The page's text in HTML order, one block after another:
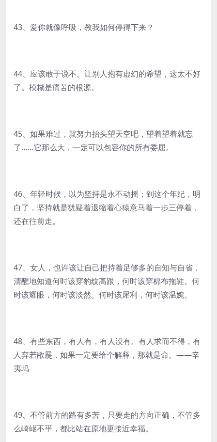
43、爱你就像呼吸，教我如何停得下来？
44、应该敢于说不。让别人抱有虚幻的希望，这太不好
了。模糊是痛苦的根源。
45、如果难过，就努力抬头望天空吧，望着望着就忘
了……它那么大，一定可以包容你的所有委屈。
46、年轻时候，以为坚持是永不动摇；到这个年纪，明
白了，坚持就是犹疑着退缩着心猿意马着一步三停着，
还在往前走。
47、女人，也许该让自己把持着足够多的自知与自省，
清醒地知道何时该穿豹纹高跟，何时该穿棉布拖鞋。何
时该耀眼，何时该淡然。何时该犀利，何时该温婉。
48、有些东西，有人有，有人没有。有人求而不得，有
人弃若敝屣，如果一定要给个解释，那就是命。——辛
夷坞
49、不管前方的路有多苦，只要走的方向正确，不管多
么崎岖不平，都比站在原地更接近幸福。